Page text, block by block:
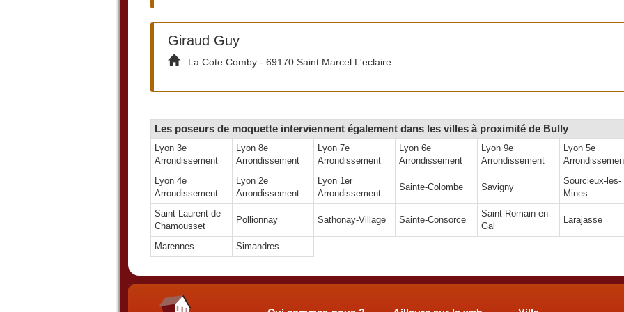
Giraud Guy
La Cote Comby - 69170 Saint Marcel L'eclaire
Les poseurs de moquette interviennent également dans les villes à proximité de Bully
Lyon 3e
Arrondissement
Lyon 8e
Arrondissement
Lyon 7e
Arrondissement
Lyon 6e
Arrondissement
Lyon 9e
Arrondissement
Lyon 5e
Lyon 4e
Arrondissement
Lyon 2e
Arrondissement
Lyon 1er
Arrondissement
Sainte-Colombe Savigny
Sourcieux-les-
Mines
Saint-Laurent-de-
Chamousset
Pollionnay Sathonay-Village Sainte-Consorce
Saint-Romain-en-
Gal
Larajasse
Marennes Simandres